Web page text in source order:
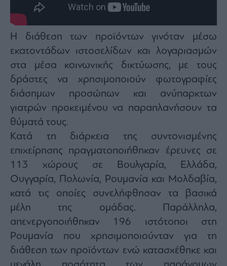
Terms
Privacy
You
can
out
any
time.
This
site
protected
reCAPTCHA
and
the
Google
Policy
Terms
Service
apply.
Η διάθεση των προϊόντων γινόταν μέσω
εκατοντάδων ιστοσελίδων και λογαριασμών
στα μέσα κοινωνικής δικτύωσης, με τους
δράστες να χρησιμοποιούν φωτογραφίες
διάσημων προσώπων και ανύπαρκτων
γιατρών προκειμένου να παραπλανήσουν τα
θύματά τους.
Κατά τη διάρκεια της συντονισμένης
επιχείρησης πραγματοποιήθηκαν έρευνες σε
113 χώρους σε Βουλγαρία, Ελλάδα,
Ουγγαρία, Πολωνία, Ρουμανία και Μολδαβία,
κατά τις οποίες συνελήφθησαν τα βασικά
μέλη της ομάδας. Παράλληλα,
απενεργοποιήθηκαν 196 ιστότοποι στη
Ρουμανία που χρησιμοποιούνταν για τη
διάθεση των προϊόντων ενώ κατασχέθηκε και